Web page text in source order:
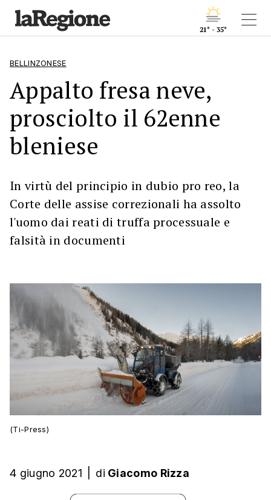
21° - 35°
BELLINZONESE
Appalto fresa neve,
prosciolto il 62enne
bleniese
In virtù del principio in dubio pro reo, la
Corte delle assise correzionali ha assolto
l'uomo dai reati di truffa processuale e
falsità in documenti
(Ti-Press)
4 giugno 2021 di Giacomo Rizza